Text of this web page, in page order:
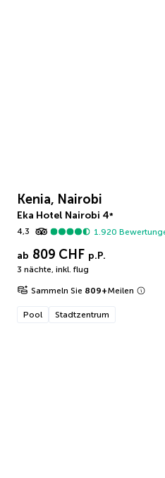
Kenia, Nairobi
Eka Hotel Nairobi 4*
4,3
1.920
ab 809 CHF p.P.
3 nächte, inkl. flug
Sammeln Sie 809+Meilen
Pool Stadtzentrum